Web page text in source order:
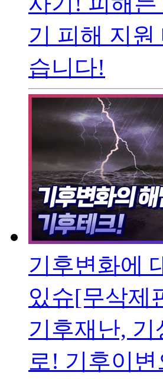
기 피해 지
습니다!
기후변화에
있슈[무삭제
기후재난,
로! 기후이